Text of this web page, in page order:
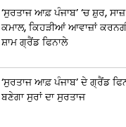
‘ਸੁਰਤਾਜ ਆਫ਼ ਪੰਜਾਬ’ ‘ਚ ਸ਼ੁਰ,
ਕਮਾਲ, ਕਿਹੜੀਆਂ ਆਵਾਜ਼ਾਂ
ਸ਼ਾਮ ਗ੍ਰੈਂਡ ਫਿਨਾਲੇ
‘ਸੁਰਤਾਜ ਆਫ਼ ਪੰਜਾਬ’ ਦੇ ਗ੍ਰੈਂਡ
ਬਣੇਗਾ ਸੁਰਾਂ ਦਾ ਸੁਰਤਾਜ